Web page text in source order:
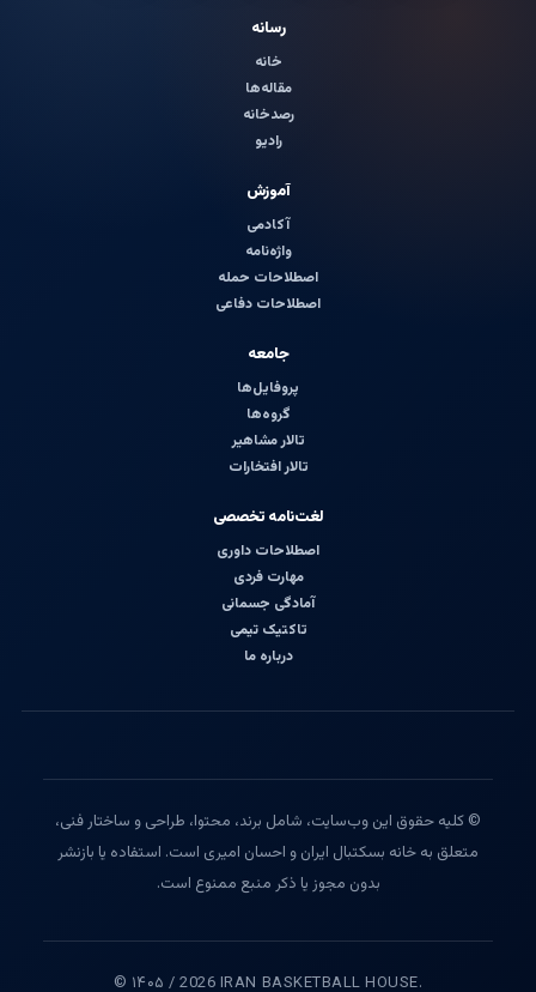
رسانه
خانه
مقاله‌ها
رصدخانه
رادیو
آموزش
آکادمی
واژه‌نامه
اصطلاحات حمله
اصطلاحات دفاعی
جامعه
پروفایل‌ها
گروه‌ها
تالار مشاهیر
تالار افتخارات
لغت‌نامه تخصصی
اصطلاحات داوری
مهارت فردی
آمادگی جسمانی
تاکتیک تیمی
درباره ما
© کلیه حقوق این وب‌سایت، شامل برند، محتوا، طراحی و ساختار فنی،
متعلق به خانه بسکتبال ایران و احسان امیری است. استفاده یا بازنشر
بدون مجوز یا ذکر منبع ممنوع است.
© ۱۴۰۵ / 2026 IRAN BASKETBALL HOUSE.